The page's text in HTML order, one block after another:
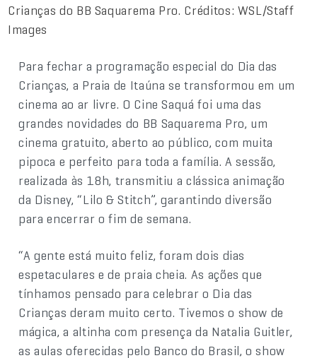
Crianças do BB Saquarema Pro. Créditos: WSL/Staff
Images
Para fechar a programação especial do Dia das
Crianças, a Praia de Itaúna se transformou em um
cinema ao ar livre. O Cine Saquá foi uma das
grandes novidades do BB Saquarema Pro, um
cinema gratuito, aberto ao público, com muita
pipoca e perfeito para toda a família. A sessão,
realizada às 18h, transmitiu a clássica animação
da Disney, “Lilo & Stitch”, garantindo diversão
para encerrar o fim de semana.
“A gente está muito feliz, foram dois dias
espetaculares e de praia cheia. As ações que
tínhamos pensado para celebrar o Dia das
Crianças deram muito certo. Tivemos o show de
mágica, a altinha com presença da Natalia Guitler,
as aulas oferecidas pelo Banco do Brasil, o show